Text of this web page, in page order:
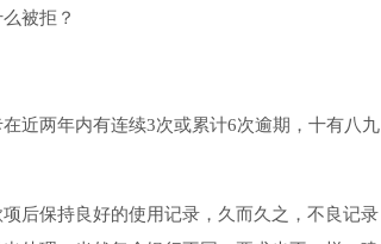
被拒？
近两年内有连续3次或累计6次逾期，十有八九
后保持良好的使用记录，久而久之，不良记录